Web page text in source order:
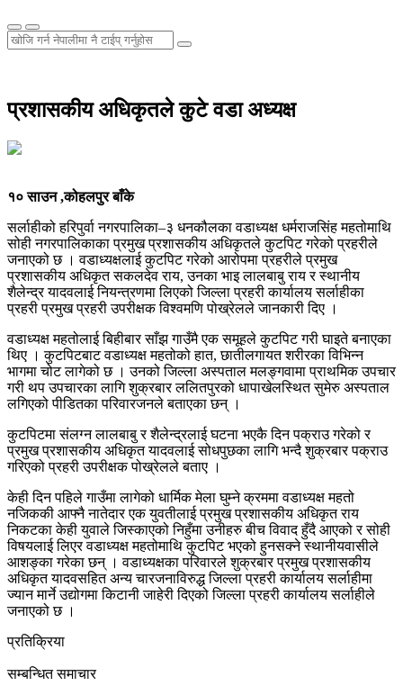
प्रशासकीय अधिकृतले कुटे वडा अध्यक्ष
१० साउन ,कोहलपुर बाँके
सर्लाहीको हरिपुर्वा नगरपालिका–३ धनकौलका वडाध्यक्ष धर्मराजसिंह महतोमाथि
सोही नगरपालिकाका प्रमुख प्रशासकीय अधिकृतले कुटपिट गरेको प्रहरीले
जनाएको छ । वडाध्यक्षलाई कुटपिट गरेको आरोपमा प्रहरीले प्रमुख
प्रशासकीय अधिकृत सकलदेव राय, उनका भाइ लालबाबु राय र स्थानीय
शैलेन्द्र यादवलाई नियन्त्रणमा लिएको जिल्ला प्रहरी कार्यालय सर्लाहीका
प्रहरी प्रमुख प्रहरी उपरीक्षक विश्वमणि पोख्रेलले जानकारी दिए ।
वडाध्यक्ष महतोलाई बिहीबार साँझ गाउँमै एक समूहले कुटपिट गरी घाइते बनाएका
थिए । कुटपिटबाट वडाध्यक्ष महतोको हात, छातीलगायत शरीरका विभिन्न
भागमा चोट लागेको छ । उनको जिल्ला अस्पताल मलङ्गवामा प्राथमिक उपचार
गरी थप उपचारका लागि शुक्रबार ललितपुरको धापाखेलस्थित सुमेरु अस्पताल
लगिएको पीडितका परिवारजनले बताएका छन् ।
कुटपिटमा संलग्न लालबाबु र शैलेन्द्रलाई घटना भएकै दिन पक्राउ गरेको र
प्रमुख प्रशासकीय अधिकृत यादवलाई सोधपुछका लागि भन्दै शुक्रबार पक्राउ
गरिएको प्रहरी उपरीक्षक पोख्रेलले बताए ।
केही दिन पहिले गाउँमा लागेको धार्मिक मेला घुम्ने क्रममा वडाध्यक्ष महतो
नजिककी आफ्नै नातेदार एक युवतीलाई प्रमुख प्रशासकीय अधिकृत राय
निकटका केही युवाले जिस्काएको निहुँमा उनीहरु बीच विवाद हुँदै आएको र सोही
विषयलाई लिएर वडाध्यक्ष महतोमाथि कुटपिट भएको हुनसक्ने स्थानीयवासीले
आशङ्का गरेका छन् । वडाध्यक्षका परिवारले शुक्रबार प्रमुख प्रशासकीय
अधिकृत यादवसहित अन्य चारजनाविरुद्ध जिल्ला प्रहरी कार्यालय सर्लाहीमा
ज्यान मार्ने उद्योगमा किटानी जाहेरी दिएको जिल्ला प्रहरी कार्यालय सर्लाहीले
जनाएको छ ।
प्रतिक्रिया
सम्बन्धित समाचार